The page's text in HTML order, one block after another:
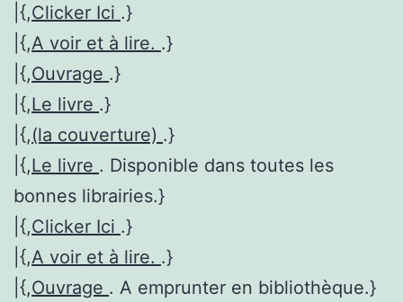
|{,Clicker Ici .}
|{,A voir et à lire. .}
|{,Ouvrage .}
|{,Le livre .}
|{,(la couverture) .}
|{,Le livre . Disponible dans toutes les
bonnes librairies.}
|{,Clicker Ici .}
|{,A voir et à lire. .}
|{,Ouvrage . A emprunter en bibliothèque.}